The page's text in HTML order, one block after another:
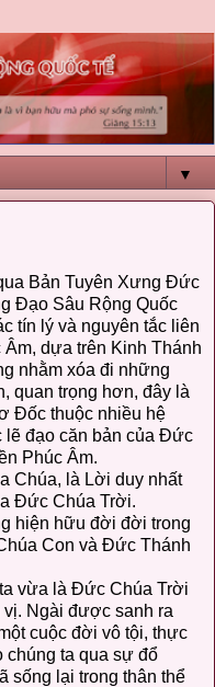
▼
Bản Tuyên Xưng Đức
Đạo Sâu Rộng Quốc
tín lý và nguyên tắc liên
dựa trên Kinh Thánh
nhằm xóa đi những
quan trọng hơn, đây là
Đốc thuộc nhiều hệ
lẽ đạo căn bản của Đức
Phúc Âm.
Chúa, là Lời duy nhất
Đức Chúa Trời.
hiện hữu đời đời trong
Con và Đức Thánh
vừa là Đức Chúa Trời
Ngài được sanh ra
cuộc đời vô tội, thực
chúng ta qua sự đổ
sống lại trong thân thể